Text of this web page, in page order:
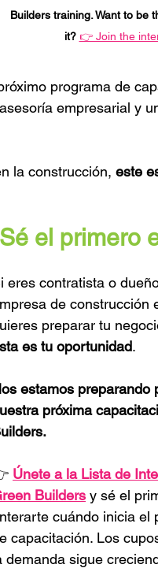
Builders training. Want to be
it? 👉 Join the
programa de
empresarial y
la construcción, este
el primero
eres contratista o
de construcción
preparar tu
es tu oportunidad.
estamos preparando
próxima
Únete a la Lista de
Builders y sé el
cuándo inicia el
capacitación. Los
demanda sigue